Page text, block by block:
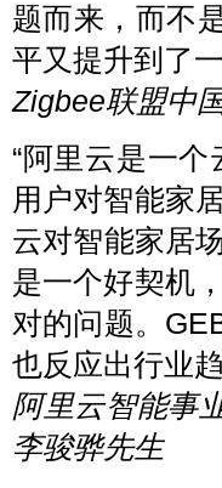
题而来，而不
平又提升到了
Zigbee联盟中
“阿里云是一
用户对智能家
云对智能家居
是一个好契机
对的问题。
也反应出行业
阿里云智能事
李骏骅先生